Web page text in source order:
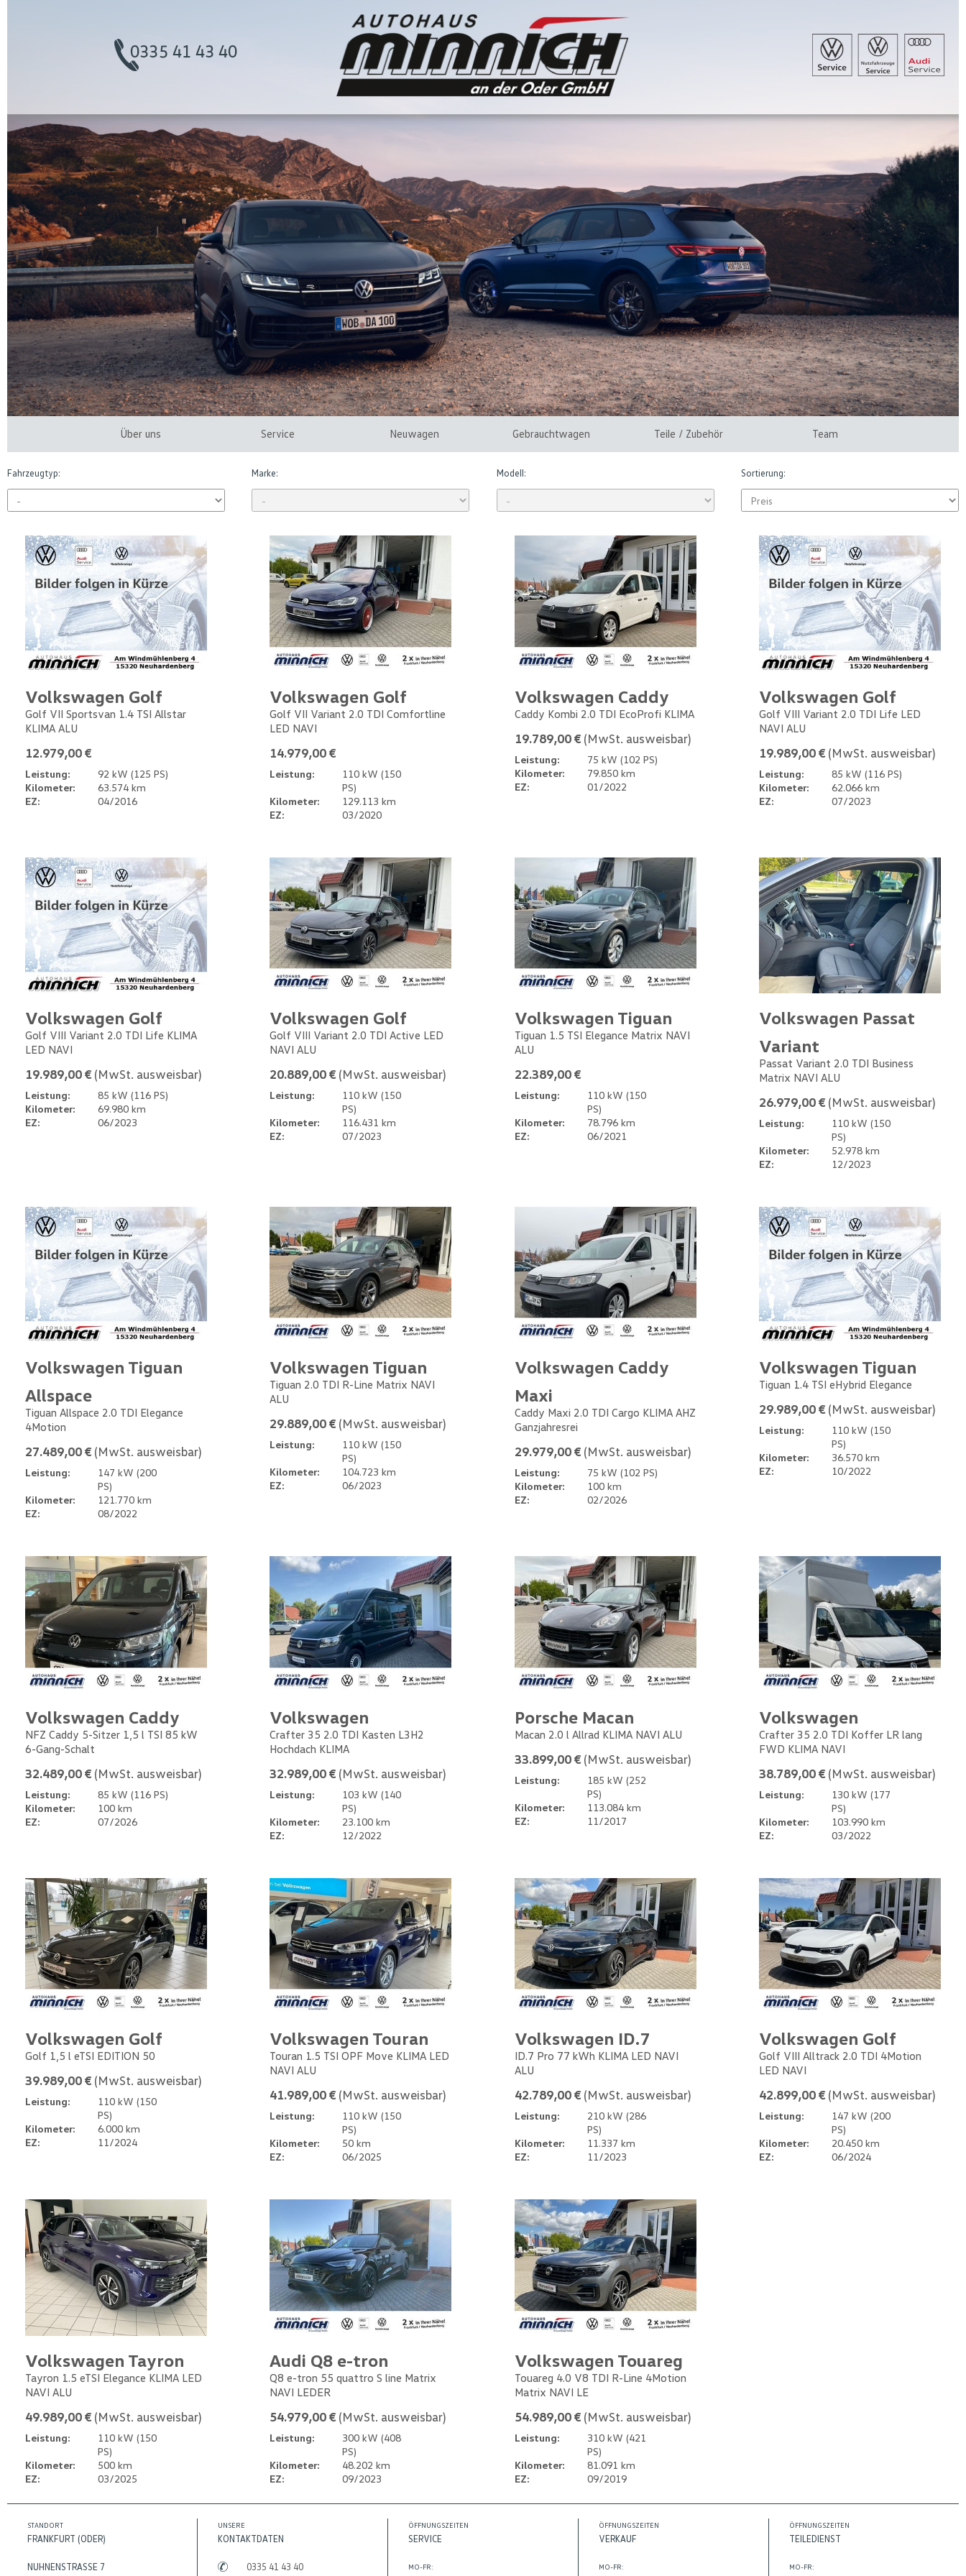
Über uns Service Neuwagen Gebrauchtwagen Teile / Zubehör Team
Fahrzeugtyp: Marke: Modell: Sortierung:
Volkswagen Golf
Golf VII Sportsvan 1.4 TSI Allstar
KLIMA ALU
12.979,00 €
Leistung:
92 kW (125 PS)
Kilometer:
63.574 km
EZ:
04/2016
Volkswagen Golf
Golf VII Variant 2.0 TDI Comfortline
LED NAVI
14.979,00 €
Leistung:
110 kW (150
PS)
Kilometer:
129.113 km
EZ:
03/2020
Volkswagen Caddy
Caddy Kombi 2.0 TDI EcoProfi KLIMA
19.789,00 € (MwSt. ausweisbar)
Leistung:
75 kW (102 PS)
Kilometer:
79.850 km
EZ:
01/2022
Volkswagen Golf
Golf VIII Variant 2.0 TDI Life LED
NAVI ALU
19.989,00 € (MwSt. ausweisbar)
Leistung:
85 kW (116 PS)
Kilometer:
62.066 km
EZ:
07/2023
Volkswagen Golf
Golf VIII Variant 2.0 TDI Life KLIMA
LED NAVI
19.989,00 € (MwSt. ausweisbar)
Leistung:
85 kW (116 PS)
Kilometer:
69.980 km
EZ:
06/2023
Volkswagen Golf
Golf VIII Variant 2.0 TDI Active LED
NAVI ALU
20.889,00 € (MwSt. ausweisbar)
Leistung:
110 kW (150
PS)
Kilometer:
116.431 km
EZ:
07/2023
Volkswagen Tiguan
Tiguan 1.5 TSI Elegance Matrix NAVI
ALU
22.389,00 €
Leistung:
110 kW (150
PS)
Kilometer:
78.796 km
EZ:
06/2021
Volkswagen Passat
Variant
Passat Variant 2.0 TDI Business
Matrix NAVI ALU
26.979,00 € (MwSt. ausweisbar)
Leistung:
110 kW (150
PS)
Kilometer:
52.978 km
EZ:
12/2023
Volkswagen Tiguan
Allspace
Tiguan Allspace 2.0 TDI Elegance
4Motion
27.489,00 € (MwSt. ausweisbar)
Leistung:
147 kW (200
PS)
Kilometer:
121.770 km
EZ:
08/2022
Volkswagen Tiguan
Tiguan 2.0 TDI R-Line Matrix NAVI
ALU
29.889,00 € (MwSt. ausweisbar)
Leistung:
110 kW (150
PS)
Kilometer:
104.723 km
EZ:
06/2023
Volkswagen Caddy
Maxi
Caddy Maxi 2.0 TDI Cargo KLIMA AHZ
Ganzjahresrei
29.979,00 € (MwSt. ausweisbar)
Leistung:
75 kW (102 PS)
Kilometer:
100 km
EZ:
02/2026
Volkswagen Tiguan
Tiguan 1.4 TSI eHybrid Elegance
29.989,00 € (MwSt. ausweisbar)
Leistung:
110 kW (150
PS)
Kilometer:
36.570 km
EZ:
10/2022
Volkswagen Caddy
NFZ Caddy 5-Sitzer 1,5 l TSI 85 kW
6-Gang-Schalt
32.489,00 € (MwSt. ausweisbar)
Leistung:
85 kW (116 PS)
Kilometer:
100 km
EZ:
07/2026
Volkswagen
Crafter 35 2.0 TDI Kasten L3H2
Hochdach KLIMA
32.989,00 € (MwSt. ausweisbar)
Leistung:
103 kW (140
PS)
Kilometer:
23.100 km
EZ:
12/2022
Porsche Macan
Macan 2.0 l Allrad KLIMA NAVI ALU
33.899,00 € (MwSt. ausweisbar)
Leistung:
185 kW (252
PS)
Kilometer:
113.084 km
EZ:
11/2017
Volkswagen
Crafter 35 2.0 TDI Koffer LR lang
FWD KLIMA NAVI
38.789,00 € (MwSt. ausweisbar)
Leistung:
130 kW (177
PS)
Kilometer:
103.990 km
EZ:
03/2022
Volkswagen Golf
Golf 1,5 l eTSI EDITION 50
39.989,00 € (MwSt. ausweisbar)
Leistung:
110 kW (150
PS)
Kilometer:
6.000 km
EZ:
11/2024
Volkswagen Touran
Touran 1.5 TSI OPF Move KLIMA LED
NAVI ALU
41.989,00 € (MwSt. ausweisbar)
Leistung:
110 kW (150
PS)
Kilometer:
50 km
EZ:
06/2025
Volkswagen ID.7
ID.7 Pro 77 kWh KLIMA LED NAVI
ALU
42.789,00 € (MwSt. ausweisbar)
Leistung:
210 kW (286
PS)
Kilometer:
11.337 km
EZ:
11/2023
Volkswagen Golf
Golf VIII Alltrack 2.0 TDI 4Motion
LED NAVI
42.899,00 € (MwSt. ausweisbar)
Leistung:
147 kW (200
PS)
Kilometer:
20.450 km
EZ:
06/2024
Volkswagen Tayron
Tayron 1.5 eTSI Elegance KLIMA LED
NAVI ALU
49.989,00 € (MwSt. ausweisbar)
Leistung:
110 kW (150
PS)
Kilometer:
500 km
EZ:
03/2025
Audi Q8 e-tron
Q8 e-tron 55 quattro S line Matrix
NAVI LEDER
54.979,00 € (MwSt. ausweisbar)
Leistung:
300 kW (408
PS)
Kilometer:
48.202 km
EZ:
09/2023
Volkswagen Touareg
Touareg 4.0 V8 TDI R-Line 4Motion
Matrix NAVI LE
54.989,00 € (MwSt. ausweisbar)
Leistung:
310 kW (421
PS)
Kilometer:
81.091 km
EZ:
09/2019
STANDORT
FRANKFURT (ODER)
NUHNENSTRASSE 7
UNSERE
KONTAKTDATEN
0335 41 43 40
ÖFFNUNGSZEITEN
SERVICE
MO-FR:
ÖFFNUNGSZEITEN
VERKAUF
MO-FR:
ÖFFNUNGSZEITEN
TEILEDIENST
MO-FR: